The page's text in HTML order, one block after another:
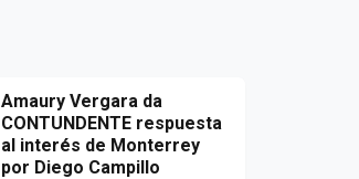
Amaury Vergara da
CONTUNDENTE respuesta
al interés de Monterrey
por Diego Campillo